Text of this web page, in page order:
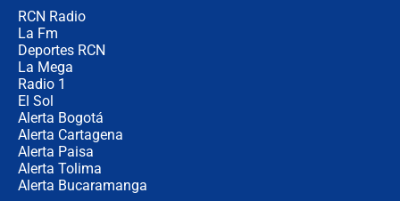
RCN Radio
La Fm
Deportes RCN
La Mega
Radio 1
El Sol
Alerta Bogotá
Alerta Cartagena
Alerta Paisa
Alerta Tolima
Alerta Bucaramanga